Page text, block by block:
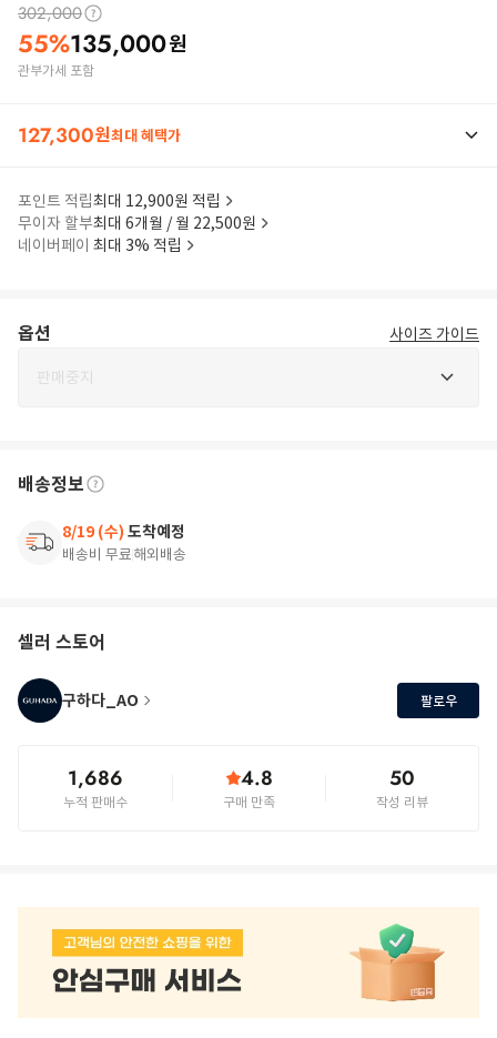
302,000
55%135,000원
관부가세 포함
127,300원최대 혜택가
포인트 적립최대 12,900원 적립
무이자 할부최대 6개월 / 월 22,500원
네이버페이 최대 3% 적립
옵션 사이즈 가이드
판매중지
배송정보
8/19 (수) 도착예정
배송비 무료해외배송
셀러 스토어
구하다_AO 팔로우
1,686
누적 판매수
4.8
구매 만족
50
작성 리뷰